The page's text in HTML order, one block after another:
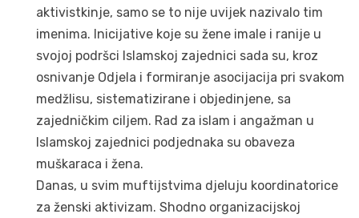
aktivistkinje, samo se to nije uvijek nazivalo tim
imenima. Inicijative koje su žene imale i ranije u
svojoj podršci Islamskoj zajednici sada su, kroz
osnivanje Odjela i formiranje asocijacija pri svakom
medžlisu, sistematizirane i objedinjene, sa
zajedničkim ciljem. Rad za islam i angažman u
Islamskoj zajednici podjednaka su obaveza
muškaraca i žena.
Danas, u svim muftijstvima djeluju koordinatorice
za ženski aktivizam. Shodno organizacijskoj